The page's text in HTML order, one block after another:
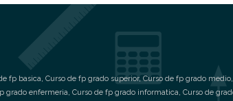
fp basica, Curso de fp grado superior,Curso de fp grado medio,
grado enfermeria, Curso de fp grado informatica, Curso de